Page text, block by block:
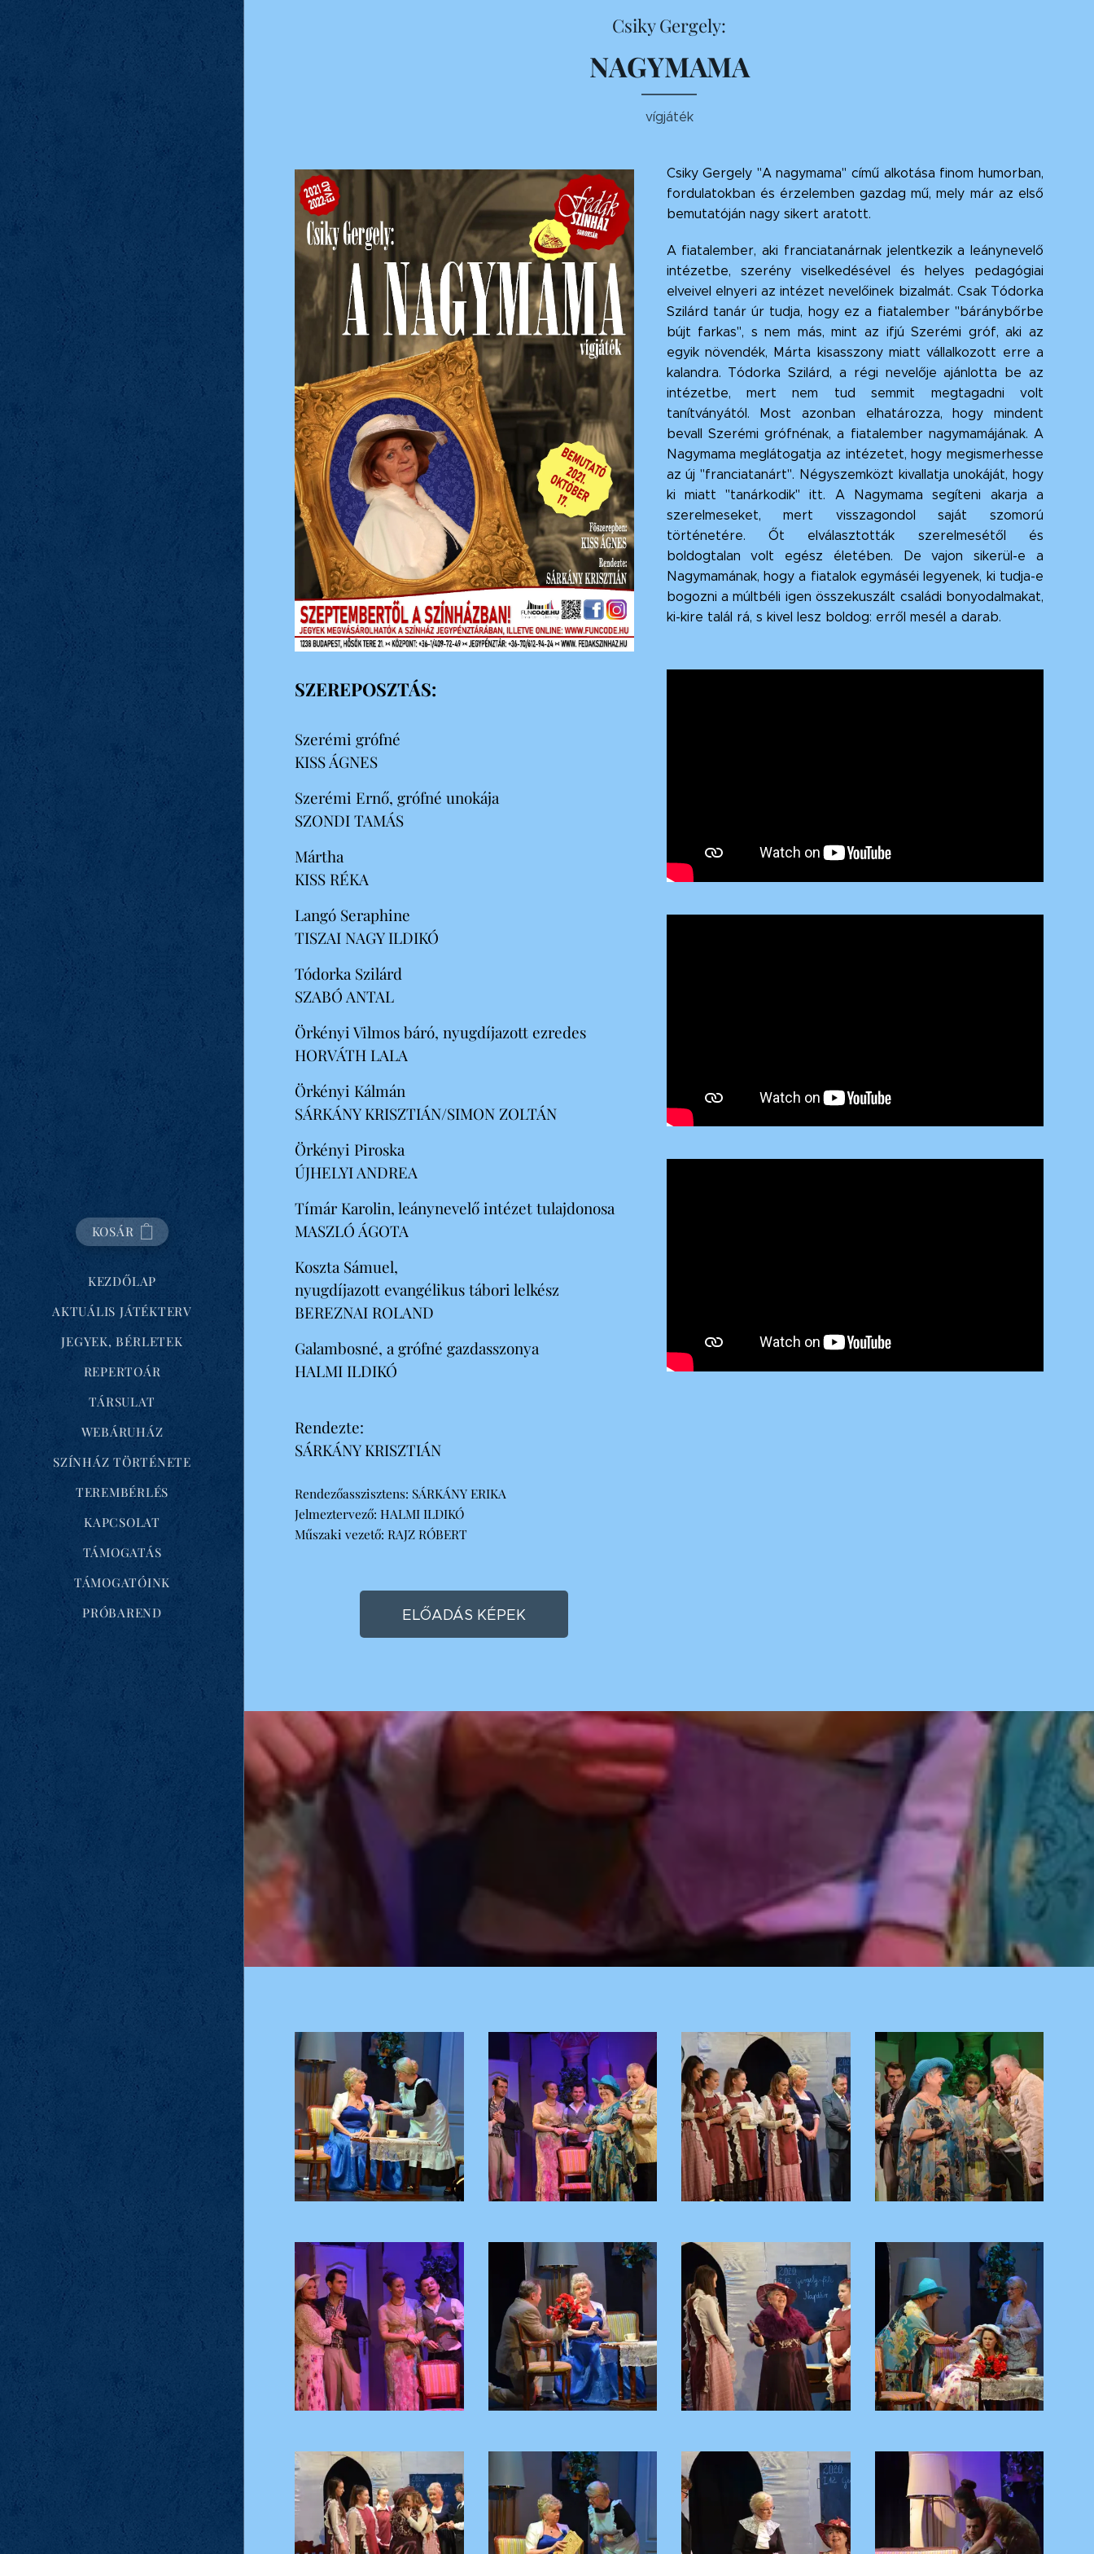
KOSÁR
KEZDŐLAP
AKTUÁLIS JÁTÉKTERV
JEGYEK, BÉRLETEK
REPERTOÁR
TÁRSULAT
WEBÁRUHÁZ
SZÍNHÁZ TÖRTÉNETE
TEREMBÉRLÉS
KAPCSOLAT
TÁMOGATÁS
TÁMOGATÓINK
PRÓBAREND
Csiky Gergely:
NAGYMAMA
vígjáték
SZEREPOSZTÁS:
Szerémi grófné
KISS ÁGNES
Szerémi Ernő, grófné unokája
SZONDI TAMÁS
Mártha
KISS RÉKA
Langó Seraphine
TISZAI NAGY ILDIKÓ
Tódorka Szilárd
SZABÓ ANTAL
Örkényi Vilmos báró, nyugdíjazott ezredes
HORVÁTH LALA
Örkényi Kálmán
SÁRKÁNY KRISZTIÁN/SIMON ZOLTÁN
Örkényi Piroska
ÚJHELYI ANDREA
Tímár Karolin, leánynevelő intézet tulajdonosa
MASZLÓ ÁGOTA
Koszta Sámuel,
nyugdíjazott evangélikus tábori lelkész
BEREZNAI ROLAND
Galambosné, a grófné gazdasszonya
HALMI ILDIKÓ
Rendezte:
SÁRKÁNY KRISZTIÁN
Rendezőasszisztens: SÁRKÁNY ERIKA
Jelmeztervező: HALMI ILDIKÓ
Műszaki vezető: RAJZ RÓBERT
ELŐADÁS KÉPEK
Csiky Gergely "A nagymama" című alkotása finom humorban,
fordulatokban és érzelemben gazdag mű, mely már az első
bemutatóján nagy sikert aratott.
A fiatalember, aki franciatanárnak jelentkezik a leánynevelő
intézetbe, szerény viselkedésével és helyes pedagógiai
elveivel elnyeri az intézet nevelőinek bizalmát. Csak Tódorka
Szilárd tanár úr tudja, hogy ez a fiatalember "báránybőrbe
bújt farkas", s nem más, mint az ifjú Szerémi gróf, aki az
egyik növendék, Márta kisasszony miatt vállalkozott erre a
kalandra. Tódorka Szilárd, a régi nevelője ajánlotta be az
intézetbe, mert nem tud semmit megtagadni volt
tanítványától. Most azonban elhatározza, hogy mindent
bevall Szerémi grófnénak, a fiatalember nagymamájának. A
Nagymama meglátogatja az intézetet, hogy megismerhesse
az új "franciatanárt". Négyszemközt kivallatja unokáját, hogy
ki miatt "tanárkodik" itt. A Nagymama segíteni akarja a
szerelmeseket, mert visszagondol saját szomorú
történetére. Őt elválasztották szerelmesétől és
boldogtalan volt egész életében. De vajon sikerül-e a
Nagymamának, hogy a fiatalok egymáséi legyenek, ki tudja-e
bogozni a múltbéli igen összekuszált családi bonyodalmakat,
ki-kire talál rá, s kivel lesz boldog: erről mesél a darab.